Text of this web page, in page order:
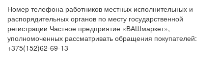
Номер телефона работников местных исполнительных и
распорядительных органов по месту государственной
регистрации Частное предприятие «ВАШмаркет»,
уполномоченных рассматривать обращения покупателей:
+375(152)62-69-13